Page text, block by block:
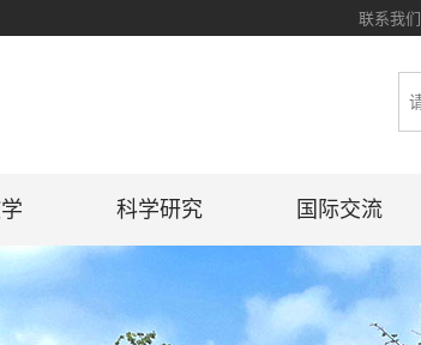
联系我们
科学研究 国际交流